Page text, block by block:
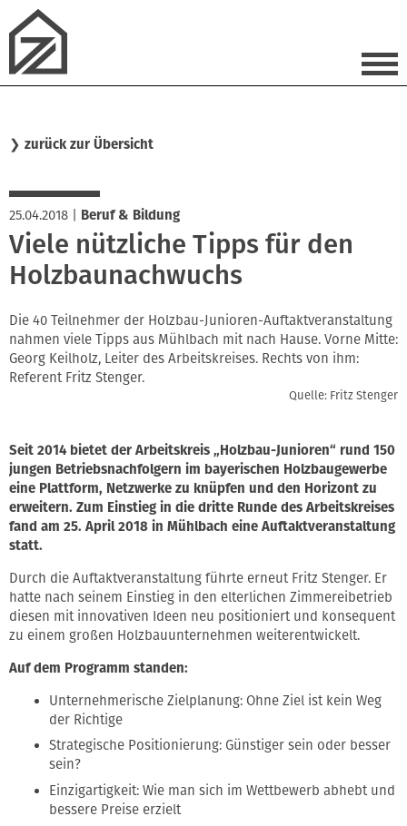
❯ zurück zur Übersicht
25.04.2018 Beruf & Bildung
Viele nützliche Tipps für den
Holzbaunachwuchs
Die 40 Teilnehmer der Holzbau-Junioren-Auftaktveranstaltung
nahmen viele Tipps aus Mühlbach mit nach Hause. Vorne Mitte:
Georg Keilholz, Leiter des Arbeitskreises. Rechts von ihm:
Referent Fritz Stenger.
Quelle: Fritz Stenger
Seit 2014 bietet der Arbeitskreis „Holzbau-Junioren“ rund 150
jungen Betriebsnachfolgern im bayerischen Holzbaugewerbe
eine Plattform, Netzwerke zu knüpfen und den Horizont zu
erweitern. Zum Einstieg in die dritte Runde des Arbeitskreises
fand am 25. April 2018 in Mühlbach eine Auftaktveranstaltung
statt.
Durch die Auftaktveranstaltung führte erneut Fritz Stenger. Er
hatte nach seinem Einstieg in den elterlichen Zimmereibetrieb
diesen mit innovativen Ideen neu positioniert und konsequent
zu einem großen Holzbauunternehmen weiterentwickelt.
Auf dem Programm standen:
Unternehmerische Zielplanung: Ohne Ziel ist kein Weg
der Richtige
Strategische Positionierung: Günstiger sein oder besser
sein?
Einzigartigkeit: Wie man sich im Wettbewerb abhebt und
bessere Preise erzielt